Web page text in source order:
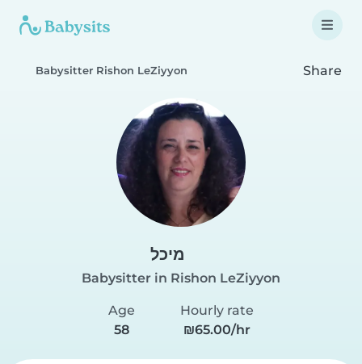
Babysitter Rishon LeZiyyon Share
מיכל
Babysitter in Rishon LeZiyyon
Age
58
Hourly rate
₪65.00/hr